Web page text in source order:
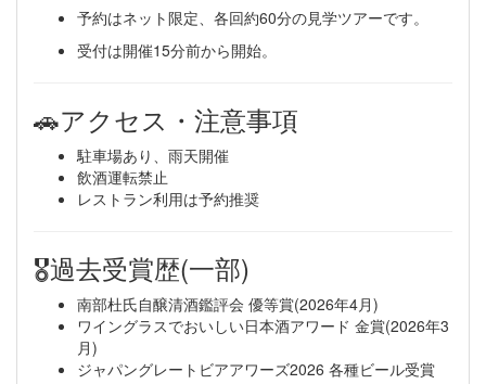
予約はネット限定、各回約60分の見学ツアーです。
受付は開催15分前から開始。
🚗アクセス・注意事項
駐車場あり、雨天開催
飲酒運転禁止
レストラン利用は予約推奨
🎖過去受賞歴(一部)
南部杜氏自醸清酒鑑評会 優等賞(2026年4月)
ワイングラスでおいしい日本酒アワード 金賞(2026年3
月)
ジャパングレートビアアワーズ2026 各種ビール受賞